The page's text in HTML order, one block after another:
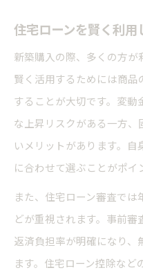
住宅ローンを賢く利
新築購入の際、多くの方が
賢く活用するためには商
することが大切です。変
な上昇リスクがある一方
いメリットがあります。
に合わせて選ぶことがポイ
また、住宅ローン審査で
どが重視されます。事前
返済負担率が明確になり、
ます。住宅ローン控除な